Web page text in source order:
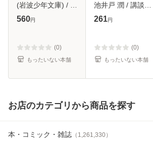
(岩波少年文庫) / ヒ
ュー・ロフティン
【メール便送料無
料】
560円
(0)
もったいない本舗
池井戸 潤 / 講談社
[文庫]【メール便送
261円
(0)
もったいない本舗
お店のカテゴリから商品を探す
本・コミック・雑誌 （ 1,261,330）